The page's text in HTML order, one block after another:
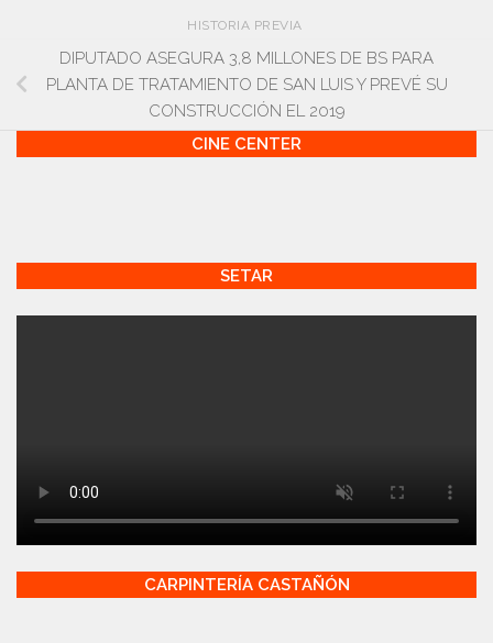
HISTORIA PREVIA
DIPUTADO ASEGURA 3,8 MILLONES DE BS PARA
PLANTA DE TRATAMIENTO DE SAN LUIS Y PREVÉ SU
CONSTRUCCIÓN EL 2019
CINE CENTER
SETAR
CARPINTERÍA CASTAÑÓN